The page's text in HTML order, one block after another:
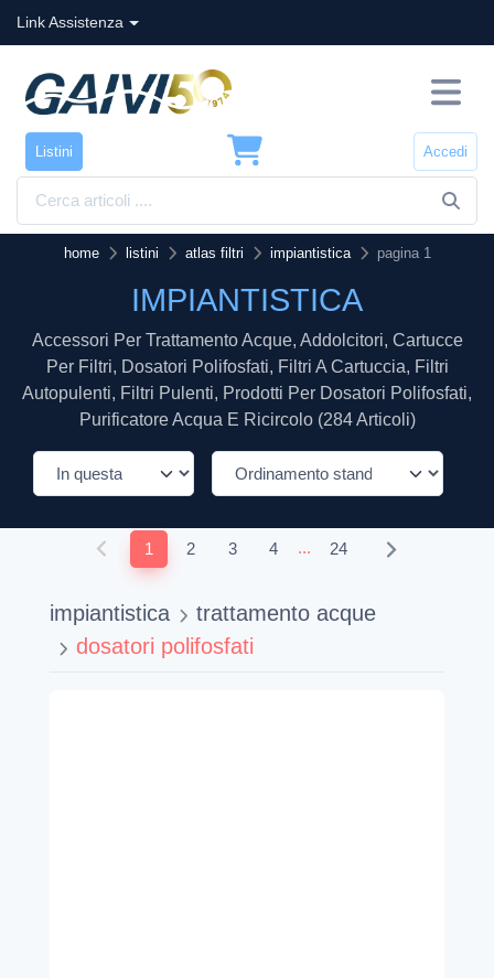
Link Assistenza
Listini Accedi
home listini atlas filtri impiantistica pagina 1
IMPIANTISTICA
Accessori Per Trattamento Acque, Addolcitori, Cartucce
Per Filtri, Dosatori Polifosfati, Filtri A Cartuccia, Filtri
Autopulenti, Filtri Pulenti, Prodotti Per Dosatori Polifosfati,
Purificatore Acqua E Ricircolo (284 Articoli)
1 2 3 4 ... 24
impiantistica
trattamento acque
dosatori polifosfati